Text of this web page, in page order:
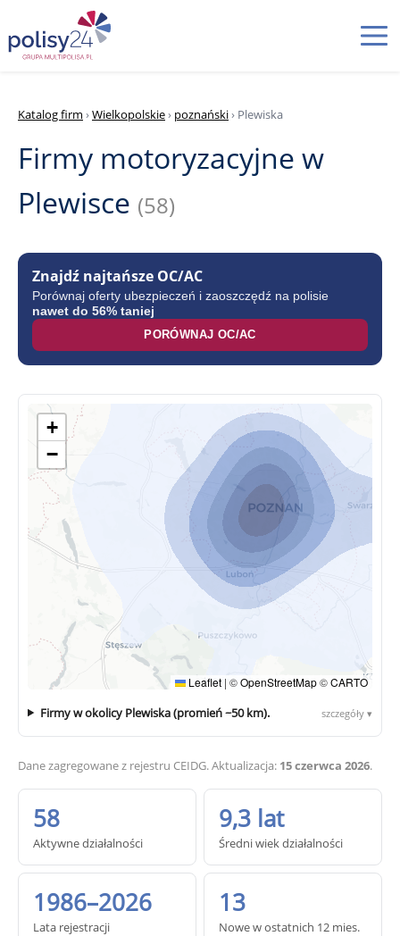
Katalog firm ›Wielkopolskie› poznański› Plewiska
Firmy motoryzacyjne w
Plewisce (58)
Znajdź najtańsze OC/AC
Porównaj oferty ubezpieczeń i zaoszczędź na polisie
nawet do 56% taniej
PORÓWNAJ OC/AC
+
−
Leaflet | ©OpenStreetMap©CARTO
Firmy w okolicy Plewiska (promień ~50 km). szczegóły ▾
Dane zagregowane z rejestru CEIDG. Aktualizacja: 15 czerwca 2026.
58
Aktywne działalności
9,3 lat
Średni wiek działalności
1986–2026
Lata rejestracji
13
Nowe w ostatnich 12 mies.